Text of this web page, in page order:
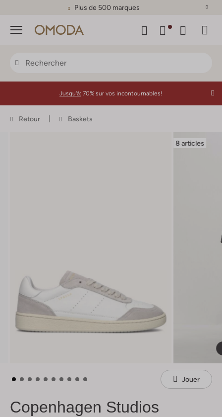
Plus de 500 marques
Menu
Jusqu'à: 70% sur vos incontournables!
Retour Baskets
8 articles
Jouer
Copenhagen Studios